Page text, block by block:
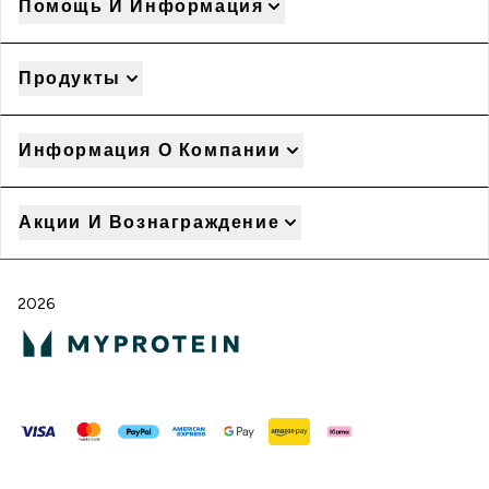
Помощь И Информация
Продукты
Информация О Компании
Акции И Вознаграждение
2026